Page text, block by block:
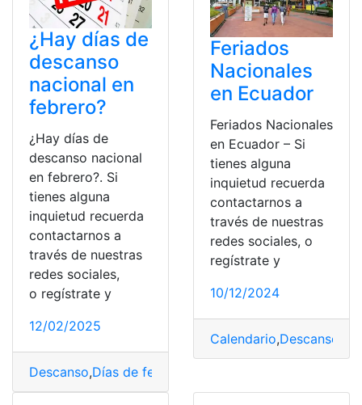
¿Hay días de
descanso
nacional en
febrero?
¿Hay días de
descanso nacional
en febrero?. Si
tienes alguna
inquietud recuerda
contactarnos a
través de nuestras
redes sociales,
o regístrate y
12/02/2025
Descanso,Días de feriado
Feriados
Nacionales
en Ecuador
Feriados Nacionales
en Ecuador – Si
tienes alguna
inquietud recuerda
contactarnos a
través de nuestras
redes sociales, o
regístrate y
10/12/2024
Calendario,Descanso